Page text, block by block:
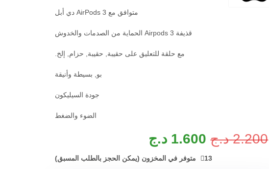
متوافق مع AirPods 3 دي أبل
قذيفة Airpods 3 الحماية من الصدمات والخدوش
مع حلقة للتعليق على حقيبة, حقيبة, حزام, إلخ.
بو, بسيطة وأنيقة
جودة السيليكون
الضوء والضغط
2.200 د.ج 1.600 د.ج
13 متوفر في المخزون (يمكن الحجز بالطلب المسبق)